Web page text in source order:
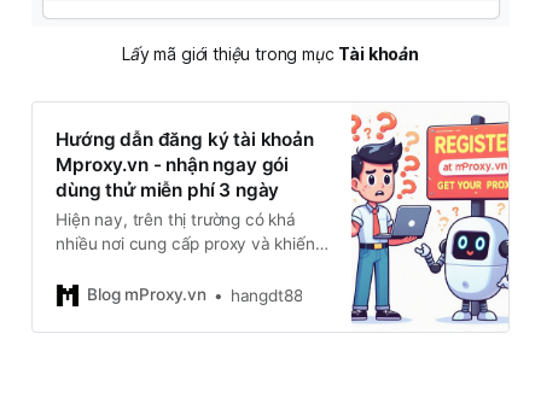
Lấy mã giới thiệu trong mục Tài khoản
Hướng dẫn đăng ký tài khoản
Mproxy.vn - nhận ngay gói
dùng thử miễn phí 3 ngày
Hiện nay, trên thị trường có khá
nhiều nơi cung cấp proxy và khiến
chọn như thế nào khi cần dùng
Blog mProxy.vn hangdt88